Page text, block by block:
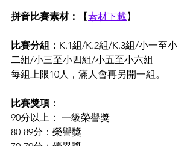
拼音比賽素材： 【素材下載】
比賽分組： K.1組/K.2組/K.3組/小一至小
二組/小三至小四組/小五至小六組
每組上限10人，滿人會再另開一組。
比賽獎項：
90分以上： 一級榮譽獎
80-89分：榮譽獎